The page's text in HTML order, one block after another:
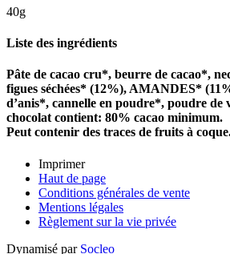
40g
Liste des ingrédients
Pâte de cacao cru*, beurre de cacao*,
figues séchées* (12%), AMANDES*
d’anis*, cannelle en poudre*, poudre
chocolat contient: 80% cacao minimum.
Peut contenir des traces de fruits à
Imprimer
Haut de page
Conditions générales de vente
Mentions légales
Règlement sur la vie privée
Dynamisé par Socleo